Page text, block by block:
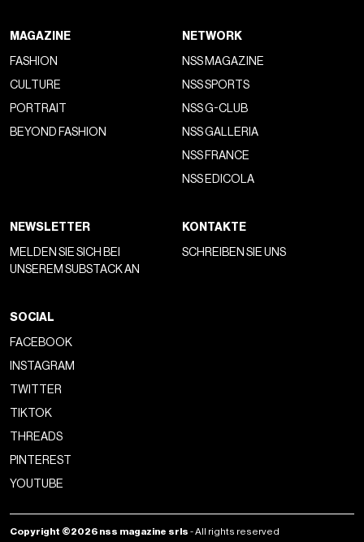
MAGAZINE
FASHION
CULTURE
PORTRAIT
BEYOND FASHION
NETWORK
NSS MAGAZINE
NSS SPORTS
NSS G-CLUB
NSS GALLERIA
NSS FRANCE
NSS EDICOLA
NEWSLETTER
MELDEN SIE SICH BEI
UNSEREM SUBSTACK AN
KONTAKTE
SCHREIBEN SIE UNS
SOCIAL
FACEBOOK
INSTAGRAM
TWITTER
TIKTOK
THREADS
PINTEREST
YOUTUBE
Copyright ©2026 nss magazine srls - All rights reserved